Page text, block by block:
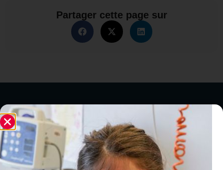
Partager cette page sur
Dans la même ​ catégorie
Témoignage